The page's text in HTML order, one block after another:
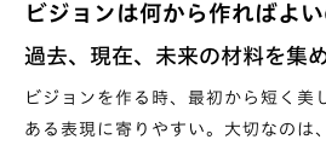
ビジョンは何から作ればよ
過去、現在、未来の材料を集
ビジョンを作る時、最初から短く美
ある表現に寄りやすい。大切なのは